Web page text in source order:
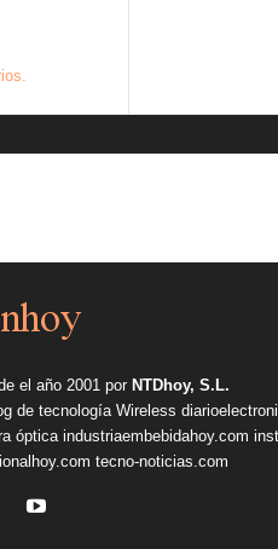
el año 2001 por NTDhoy, S.L.
de tecnología Wireless
óptica industriaembebidahoy.com
tecno-noticias.com